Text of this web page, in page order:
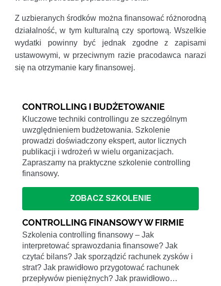
Z uzbieranych środków można finansować różnorodną
działalność, w tym kulturalną czy sportową. Wszelkie
wydatki powinny być jednak zgodne z zapisami
ustawowymi, w przeciwnym razie pracodawca narazi
się na otrzymanie kary finansowej.
CONTROLLING I BUDŻETOWANIE
Kluczowe techniki controllingu ze szczególnym
uwzględnieniem budżetowania. Szkolenie
prowadzi doświadczony ekspert, autor licznych
publikacji i wdrożeń w wielu organizacjach.
Zapraszamy na praktyczne szkolenie controlling
finansowy.
ZOBACZ SZKOLENIE
CONTROLLING FINANSOWY W FIRMIE
Szkolenia controlling finansowy – Jak
interpretować sprawozdania finansowe? Jak
czytać bilans? Jak sporządzić rachunek zysków i
strat? Jak prawidłowo przygotować rachunek
przepływów pieniężnych? Jak prawidłowo…